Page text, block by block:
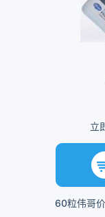
立
60粒伟哥